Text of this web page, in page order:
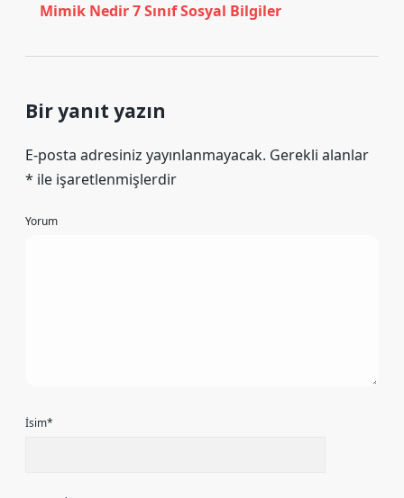
Mimik Nedir 7 Sınıf Sosyal Bilgiler
Bir yanıt yazın
E-posta adresiniz yayınlanmayacak. Gerekli alanlar
* ile işaretlenmişlerdir
Yorum
İsim*